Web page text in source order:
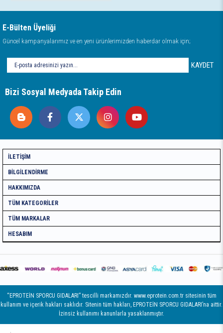
E-Bülten Üyeliği
Güncel kampanyalarımız ve en yeni ürünlerimizden haberdar olmak için;
KAYDET
Bizi Sosyal Medyada Takip Edin
İLETIŞIM
BILGILENDIRME
HAKKIMIZDA
TÜM KATEGORILER
TÜM MARKALAR
HESABIM
“EPROTEİN SPORCU GIDALARI” tescilli markamızdır. www.eprotein.com.tr sitesinin tüm
kullanım ve içerik hakları saklıdır. Sitenin tüm hakları, EPROTEİN SPORCU GIDALARI’na aittir.
İzinsiz kullanımı kanunlarla yasaklanmıştır.